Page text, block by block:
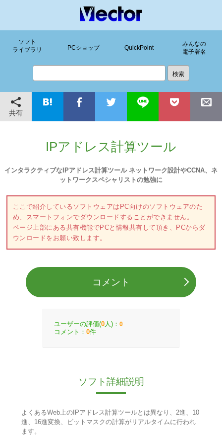
ソフト
ライブラリ
PCショップ QuickPoint
みんなの
電子署名
共有
IPアドレス計算ツール
インタラクティブなIPアドレス計算ツール ネットワーク設計やCCNA、ネ
ットワークスペシャリストの勉強に
ここで紹介しているソフトウェアはPC向けのソフトウェアのた
め、スマートフォンでダウンロードすることができません。
ページ上部にある共有機能でPCと情報共有して頂き、PCからダ
ウンロードをお願い致します。
コメント
ユーザーの評価(0 人)： 0
コメント： 0件
ソフト詳細説明
よくあるWeb上のIPアドレス計算ツールとは異なり、2進、10
進、16進変換、ビットマスクの計算がリアルタイムに行われ
ます。